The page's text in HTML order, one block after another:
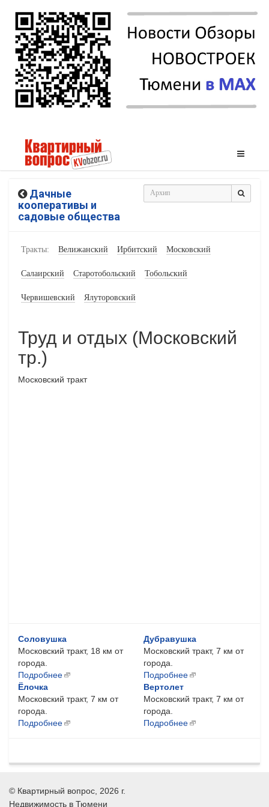
Дачные
кооперативы и
садовые общества
Тракты: Велижанский Ирбитский Московский
Салаирский Старотобольский Тобольский
Червишевский Ялуторовский
Труд и отдых (Московский
тр.)
Московский тракт
Соловушка
Московский тракт, 18 км от
города.
Подробнее
Дубравушка
Московский тракт, 7 км от
города.
Подробнее
Ёлочка
Московский тракт, 7 км от
города.
Подробнее
Вертолет
Московский тракт, 7 км от
города.
Подробнее
© Квартирный вопрос , 2026 г.
Недвижимость в Тюмени